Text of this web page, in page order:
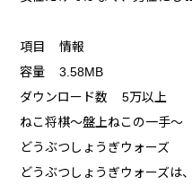
項目 情報
容量 3.58MB
ダウンロード数 5万以上
ねこ将棋〜盤上ねこの一手〜
どうぶつしょうぎウォーズ
どうぶつしょうぎウォーズは